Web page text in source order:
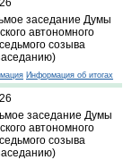
заседание Думы
автономного
созыва
Информация об итогах
заседание Думы
автономного
созыва